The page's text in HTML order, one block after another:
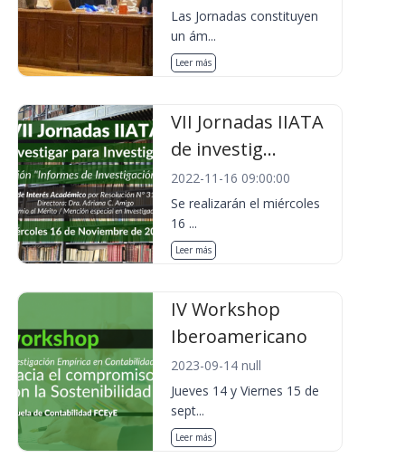
Las Jornadas constituyen
un ám...
Leer más
VII Jornadas IIATA
de investig...
2022-11-16 09:00:00
Se realizarán el miércoles
16 ...
Leer más
IV Workshop
Iberoamericano
2023-09-14 null
Jueves 14 y Viernes 15 de
sept...
Leer más